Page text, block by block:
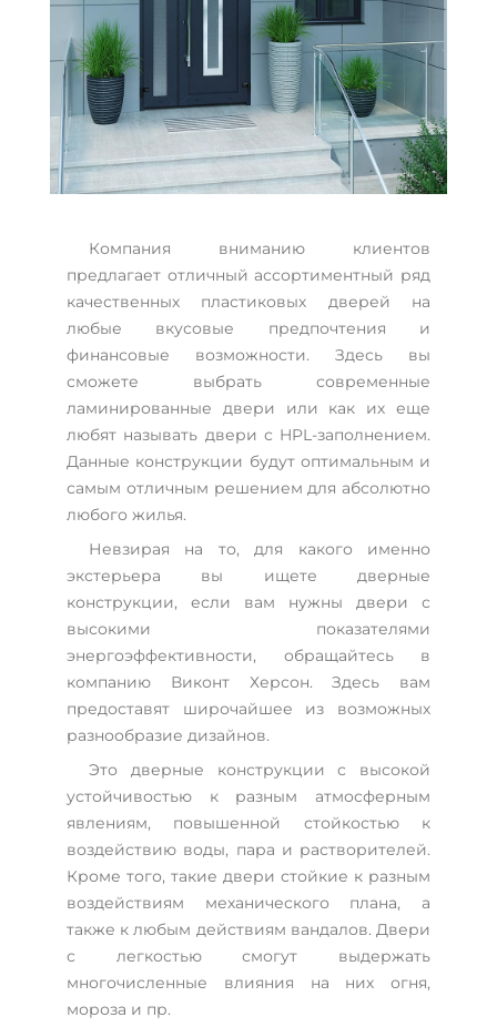
Компания вниманию клиентов
предлагает отличный ассортиментный ряд
качественных пластиковых дверей на
любые вкусовые предпочтения и
финансовые возможности. Здесь вы
сможете выбрать современные
ламинированные двери или как их еще
любят называть двери с HPL-заполнением.
Данные конструкции будут оптимальным и
самым отличным решением для абсолютно
любого жилья.
Невзирая на то, для какого именно
экстерьера вы ищете дверные
конструкции, если вам нужны двери с
высокими показателями
энергоэффективности, обращайтесь в
компанию Виконт Херсон. Здесь вам
предоставят широчайшее из возможных
разнообразие дизайнов.
Это дверные конструкции с высокой
устойчивостью к разным атмосферным
явлениям, повышенной стойкостью к
воздействию воды, пара и растворителей.
Кроме того, такие двери стойкие к разным
воздействиям механического плана, а
также к любым действиям вандалов. Двери
с легкостью смогут выдержать
многочисленные влияния на них огня,
мороза и пр.